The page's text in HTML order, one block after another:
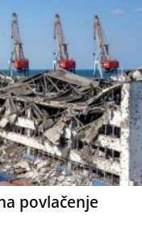
povlačenje